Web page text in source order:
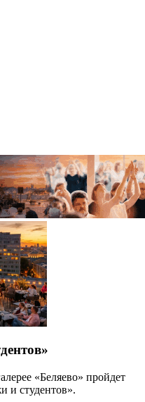
«Беляево» пройдет
и студентов».